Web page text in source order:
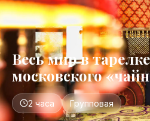
Весь мир в
московского
2 часа Групповая